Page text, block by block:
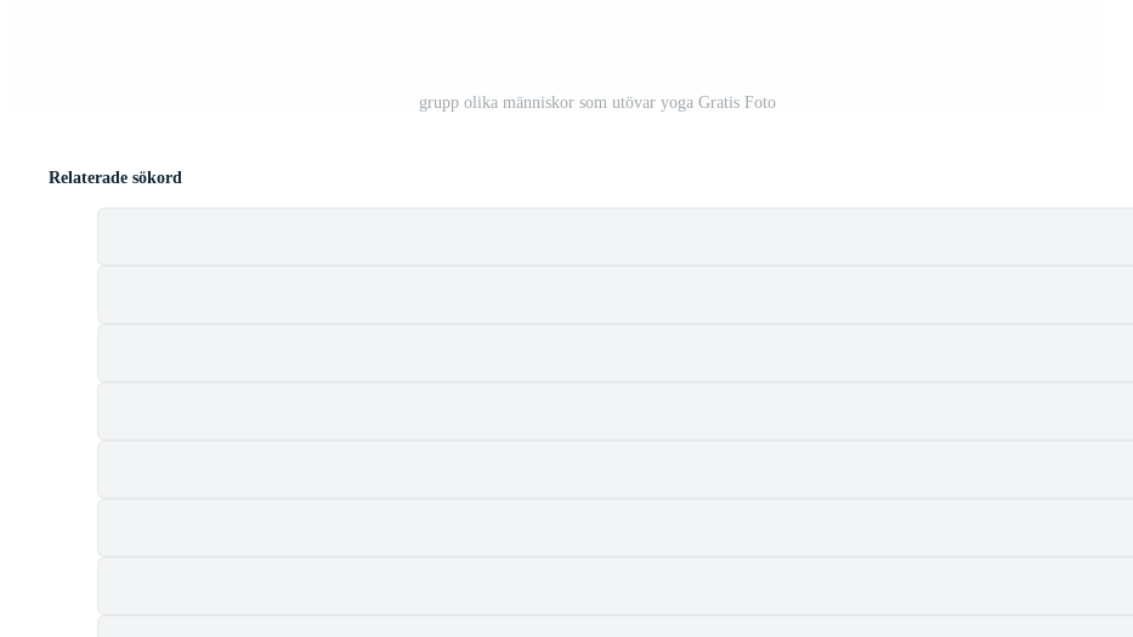
grupp olika människor som utövar yoga Gratis Foto
Relaterade sökord